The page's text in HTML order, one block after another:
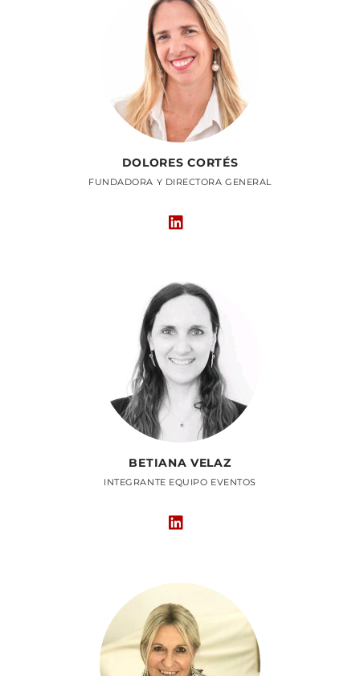
DOLORES CORTÉS
FUNDADORA Y DIRECTORA GENERAL
BETIANA VELAZ
INTEGRANTE EQUIPO EVENTOS